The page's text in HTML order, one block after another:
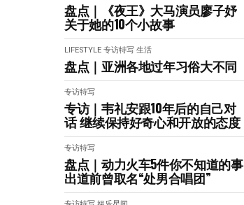
盘点｜《夜王》大马演员廖子妤
关于她的10个小故事
LIFESTYLE 专访特写 生活
盘点｜亚洲各地过年习俗大不同
专访特写
专访｜韦礼安跟10年后的自己对
话 继续保持好奇心和开放的态度
专访特写
盘点｜动力火车5件你不知道的事
出道前曾取名“处男合唱团”